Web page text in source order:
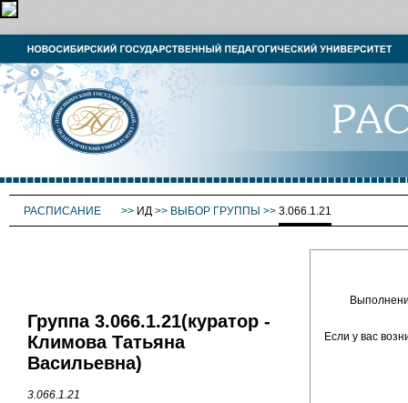
РАСПИСАНИЕ >> ИД >> ВЫБОР ГРУППЫ >> 3.066.1.21
Группа 3.066.1.21(куратор -
Климова Татьяна
Васильевна)
3.066.1.21
Если у вас